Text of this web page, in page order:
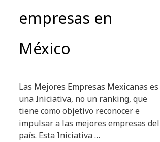
empresas en
México
Las Mejores Empresas Mexicanas es
una Iniciativa, no un ranking, que
tiene como objetivo reconocer e
impulsar a las mejores empresas del
país. Esta Iniciativa …